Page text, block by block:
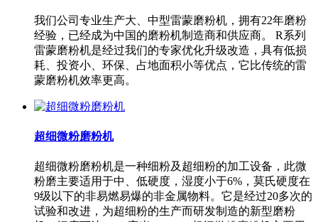
我们公司专业生产大、中型雷蒙磨粉机，拥有22年磨粉
经验，已经成为中国的磨粉机制造商和供应商。 R系列
雷蒙磨粉机是经过我们的专家优化升级改造，具有低损
耗、投资小、环保、占地面积小等优点，它比传统的雷
蒙磨粉机效率更高。
超细微粉磨粉机
超细微粉磨粉机是一种细粉及超细粉的加工设备，此微
粉磨主要适用于中、低硬度，湿度小于6%，莫氏硬度在
9级以下的非易燃易爆的非金属物料。它是经过20多次的
试验和改进，为超细粉的生产而研发制造的新型磨粉